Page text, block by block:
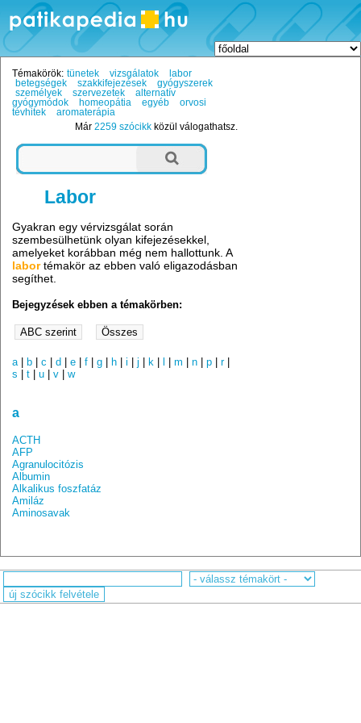
Témakörök: tünetek vizsgálatok
labor
betegségek
szakkifejezések
gyógyszerek
személyek
szervezetek
alternatív
gyógymódok
homeopátia egyéb
orvosi
tévhitek
aromaterápia
Már2259 szócikk közül válogathatsz.
Labor
Gyakran egy vérvizsgálat során
szembesülhetünk olyan kifejezésekkel,
amelyeket korábban még nem hallottunk. A
labortémakör az ebben való eligazodásban
segíthet.
Bejegyzések ebben a témakörben:
a| b |c |d |e |f |g h |i |j k |m |n |p |r|
s |t |u |v |w
a
ACTH
AFP
Agranulocitózis
Albumin
Alkalikus foszfatáz
Amiláz
Aminosavak